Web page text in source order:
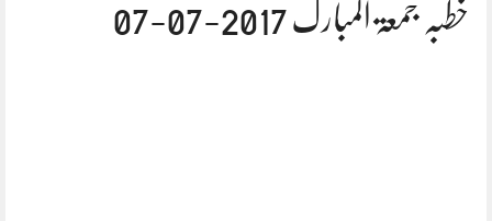
خطبہ جمعۃ المبارک 2017-07-07